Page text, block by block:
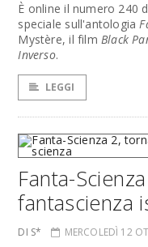
È online il numero 240
speciale sull'antologia
Mystère, il film Black
Inverso.
LEGGI
Fanta-
fantascienza
DI S* MERCOLEDÌ 12